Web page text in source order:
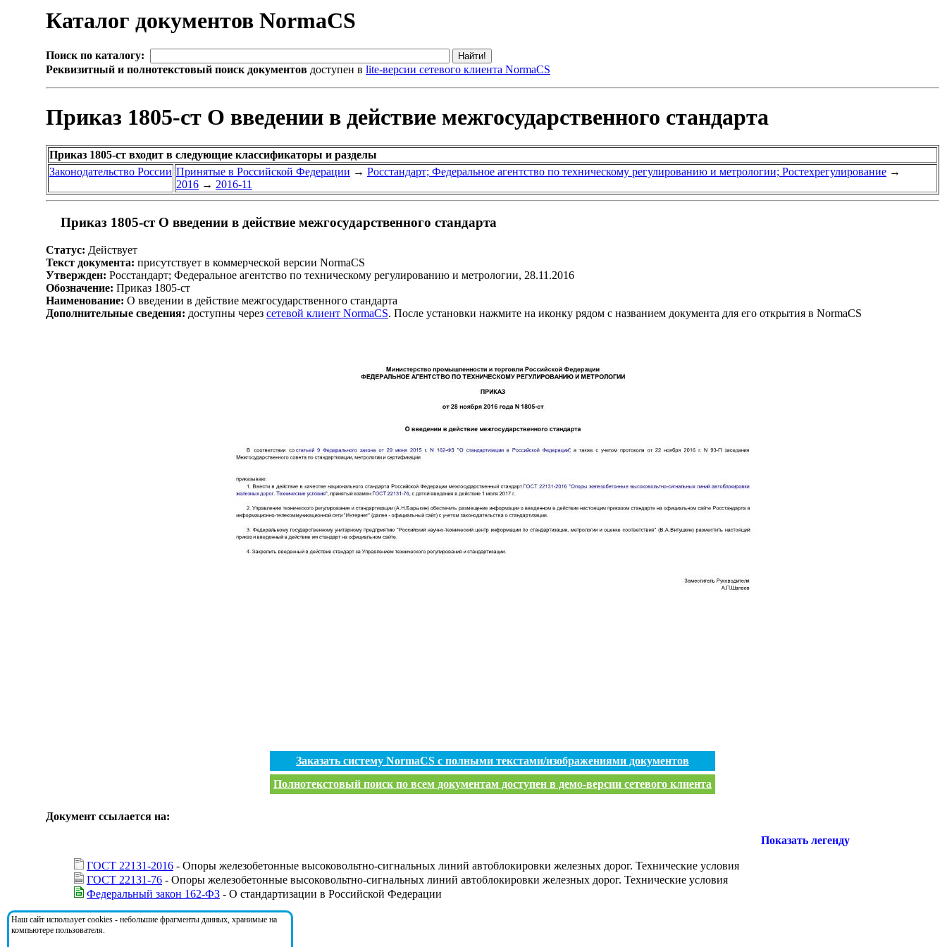
Каталог документов NormaCS
Поиск по каталогу:
Реквизитный и полнотекстовый поиск документов доступен в lite-версии сетевого клиента NormaCS
Приказ 1805-ст О введении в действие межгосударственного стандарта
Приказ 1805-ст входит в следующие классификаторы и разделы
Законодательство России Принятые в Российской Федерации → Росстандарт; Федеральное агентство по техническому регулированию и метрологии; Ростехрегулирование →
2016 → 2016-11
Приказ 1805-ст О введении в действие межгосударственного стандарта
Статус: Действует
Текст документа: присутствует в коммерческой версии NormaCS
Утвержден: Росстандарт; Федеральное агентство по техническому регулированию и метрологии, 28.11.2016
Обозначение: Приказ 1805-ст
Наименование: О введении в действие межгосударственного стандарта
Дополнительные сведения: доступны через сетевой клиент NormaCS. После установки нажмите на иконку рядом с названием документа для его открытия в NormaCS
Заказать систему NormaCS с полными текстами/изображениями документов
Полнотекстовый поиск по всем документам доступен в демо-версии сетевого клиента
Документ ссылается на:
Показать легенду
ГОСТ 22131-2016 - Опоры железобетонные высоковольтно-сигнальных линий автоблокировки железных дорог. Технические условия
ГОСТ 22131-76 - Опоры железобетонные высоковольтно-сигнальных линий автоблокировки железных дорог. Технические условия
Федеральный закон 162-ФЗ - О стандартизации в Российской Федерации
На документ ссылаются:
Наш сайт использует cookies - небольшие фрагменты данных, хранимые на
компьютере пользователя.